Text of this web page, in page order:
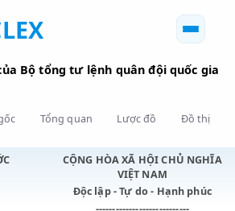
CLEX
của Bộ tổng tư lệnh quân đội
CỘNG HÒA XÃ HỘI CHỦ
VIỆT NAM